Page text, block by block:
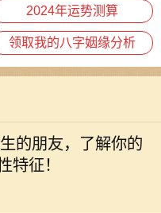
2024年运势测算
领取我的八字姻缘分析
的朋友，了解你的
特征！
的命运与个性？在中国
，1973年属于水兔年。
灵动与智慧，又代表着
运似水，每个人的生辰